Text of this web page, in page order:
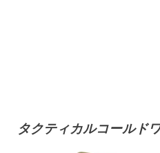
タクティカルコールド